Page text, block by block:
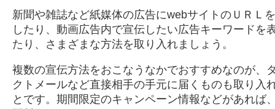
新聞や雑誌など紙媒体の広告にwebサイトのＵＲＬ
したり、動画広告内で宣伝したい広告キーワードを
たり、さまざまな方法を取り入れましょう。
複数の宣伝方法をおこなうなかでおすすめなのが、
クトメールなど直接相手の手元に届くものも取り入
とです。期間限定のキャンペーン情報などがあれば